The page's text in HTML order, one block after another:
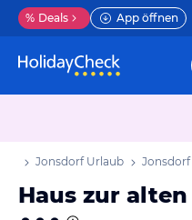
% Deals App öffnen
Jonsdorf Urlaub
Haus zur